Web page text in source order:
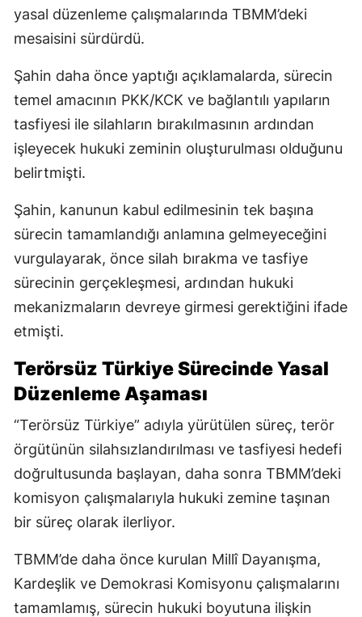
yasal düzenleme çalışmalarında TBMM’deki
mesaisini sürdürdü.
Şahin daha önce yaptığı açıklamalarda, sürecin
temel amacının PKK/KCK ve bağlantılı yapıların
tasfiyesi ile silahların bırakılmasının ardından
işleyecek hukuki zeminin oluşturulması olduğunu
belirtmişti.
Şahin, kanunun kabul edilmesinin tek başına
sürecin tamamlandığı anlamına gelmeyeceğini
vurgulayarak, önce silah bırakma ve tasfiye
sürecinin gerçekleşmesi, ardından hukuki
mekanizmaların devreye girmesi gerektiğini ifade
etmişti.
Terörsüz Türkiye Sürecinde Yasal
Düzenleme Aşaması
“Terörsüz Türkiye” adıyla yürütülen süreç, terör
örgütünün silahsızlandırılması ve tasfiyesi hedefi
doğrultusunda başlayan, daha sonra TBMM’deki
komisyon çalışmalarıyla hukuki zemine taşınan
bir süreç olarak ilerliyor.
TBMM’de daha önce kurulan Millî Dayanışma,
Kardeşlik ve Demokrasi Komisyonu çalışmalarını
tamamlamış, sürecin hukuki boyutuna ilişkin